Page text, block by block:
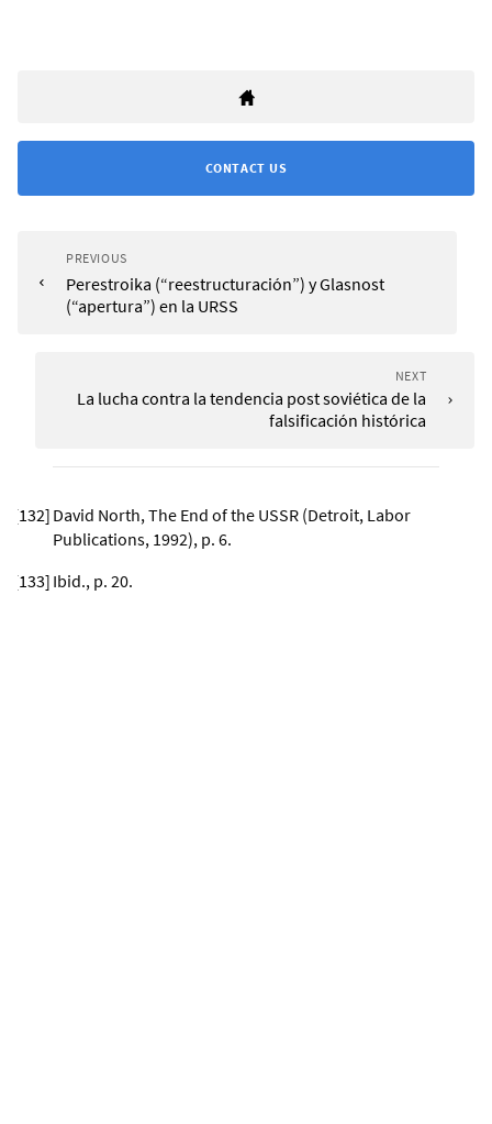
CONTACT US
PREVIOUS
Perestroika (“reestructuración”) y Glasnost
(“apertura”) en la URSS
NEXT
La lucha contra la tendencia post soviética de la
falsificación histórica
[132] David North, The End of the USSR (Detroit, Labor
Publications, 1992), p. 6.
[133] Ibid., p. 20.